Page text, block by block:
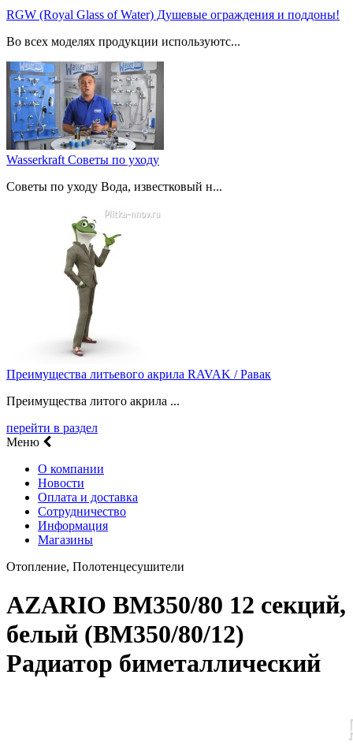
RGW (Royal Glass of Water) Душевые ограждения и поддоны!
Во всех моделях продукции используютс...
Wasserkraft Советы по уходу
Советы по уходу Вода, известковый н...
Преимущества литьевого акрила RAVAK / Равак
Преимущества литого акрила ...
перейти в раздел
Меню
О компании
Новости
Оплата и доставка
Сотрудничество
Информация
Магазины
Отопление, Полотенцесушители
AZARIO BM350/80 12 секций,
белый (BM350/80/12)
Радиатор биметаллический